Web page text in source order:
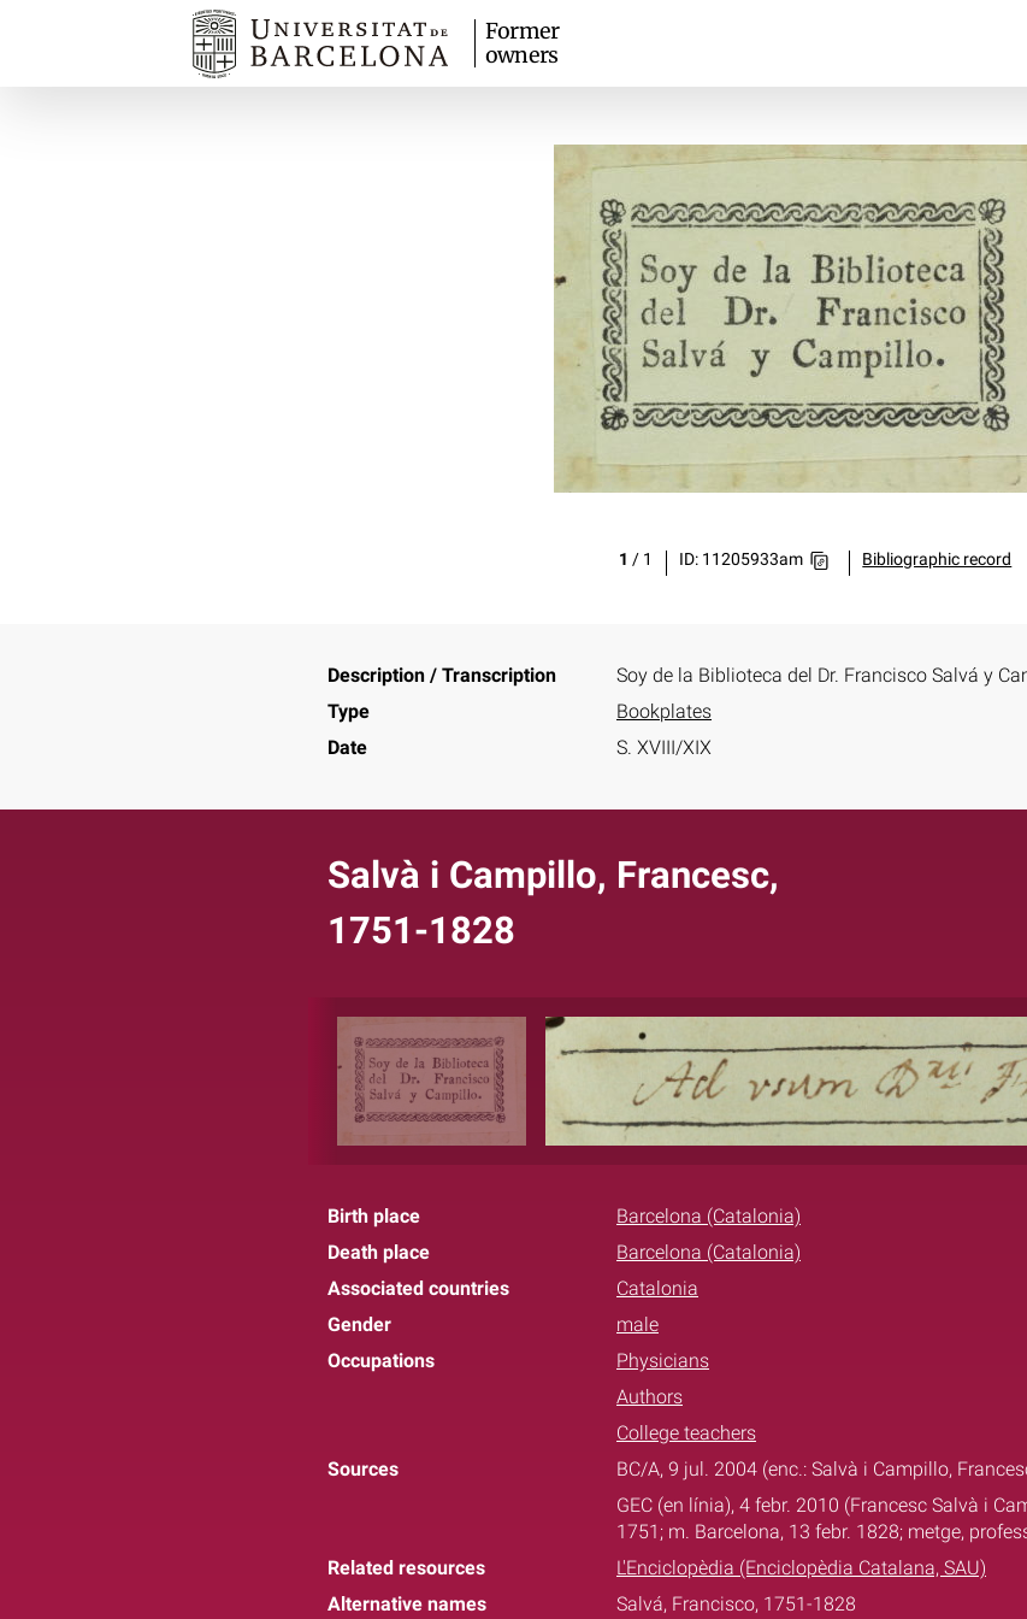
Former
owners
1 / 1 ID: 11205933am Bibliographic record
Description / Transcription
Soy de la Biblioteca del Dr. Francisco Salvá y
Type
Bookplates
Date
S. XVIII/XIX
Salvà i Campillo, Francesc,
1751-1828
Birth place
Barcelona (Catalonia)
Death place
Barcelona (Catalonia)
Associated countries
Catalonia
Gender
male
Occupations
Physicians
Authors
College teachers
Sources
BC/A, 9 jul. 2004 (enc.: Salvà i Campillo,
GEC (en línia), 4 febr. 2010 (Francesc Salvà i
1751; m. Barcelona, 13 febr. 1828; metge,
Related resources
L'Enciclopèdia (Enciclopèdia Catalana, SAU)
Alternative names
Salvá, Francisco, 1751-1828